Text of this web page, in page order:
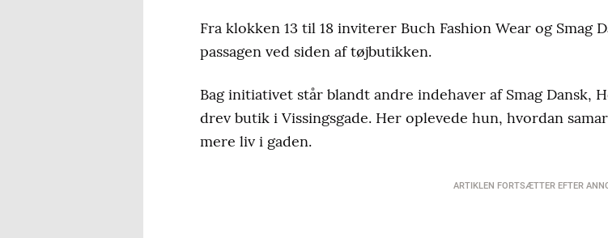
Fra klokken 13 til 18 inviterer Buch Fashion Wear og Smag
passagen ved siden af tøjbutikken.
Bag initiativet står blandt andre indehaver af Smag Dansk,
drev butik i Vissingsgade. Her oplevede hun, hvordan
mere liv i gaden.
ARTIKLEN FORTSÆTTER EFTER